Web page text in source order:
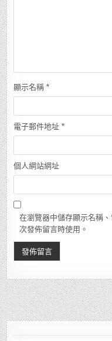
顯示名稱 *
電子郵件地址 *
個人網站網址
在瀏覽器中儲存顯示名稱
次發佈留言時使用。